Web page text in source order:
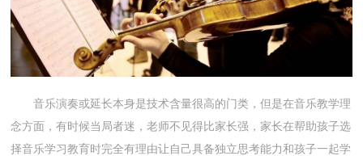
音乐演奏或延长本身是技术含量很高的门类，但是在音乐教学理
念方面，有时候当局者迷，老师不见得比家长强，家长在帮助孩子选
择音乐学习教育时完全有理由让自己具备独立思考能力和孩子一起学